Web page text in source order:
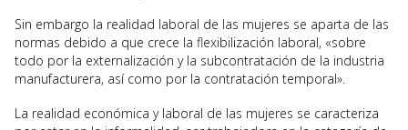
Sin embargo la realidad laboral de las mujeres se aparta de las
normas debido a que crece la flexibilización laboral, «sobre
todo por la externalización y la subcontratación de la industria
manufacturera, así como por la contratación temporal».
La realidad económica y laboral de las mujeres se caracteriza